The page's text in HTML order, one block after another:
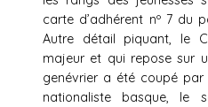
carte d’adhérent nº 7 du
Autre détail piquant, le
majeur et qui repose sur
genévrier a été coupé par
nationaliste basque, le